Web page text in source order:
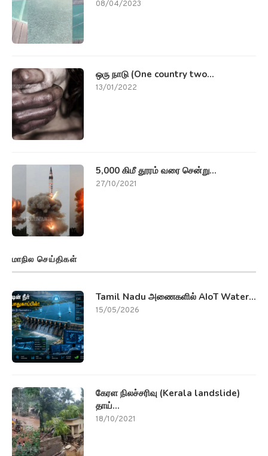
08/04/2023
ஒரு நாடு (One country two...
13/01/2022
5,000 கிமீ தூரம் வரை சென்று...
27/10/2021
மாநில செய்திகள்
Tamil Nadu அணைகளில் AIoT Water...
15/05/2026
கேரள நிலச்சரிவு (Kerala landslide)
தாய்...
18/10/2021